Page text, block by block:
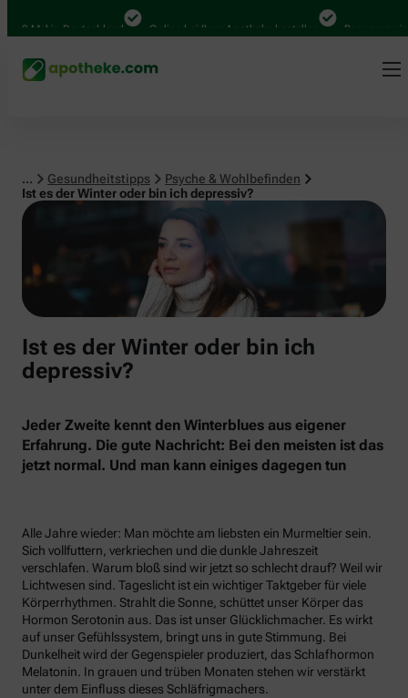
Mal in Deutschland Online bei Ihrer Apotheke bestellen Bequem
... Gesundheitstipps
Psyche & Wohlbefinden
Ist es der Winter oder bin ich depressiv?
Psyche & Wohlbefinden
Ist es der Winter oder bin ich
depressiv?
Jeder Zweite kennt den Winterblues aus eigener
Erfahrung. Die gute Nachricht: Bei den meisten ist das
jetzt normal. Und man kann einiges dagegen tun
Alle Jahre wieder: Man möchte am liebsten ein Murmeltier sein.
Sich vollfuttern, verkriechen und die dunkle Jahreszeit
verschlafen. Warum bloß sind wir jetzt so schlecht drauf? Weil wir
Lichtwesen sind. Tageslicht ist ein wichtiger Taktgeber für viele
Körperrhythmen. Strahlt die Sonne, schüttet unser Körper das
Hormon Serotonin aus. Das ist unser Glücklichmacher. Es wirkt
auf unser Gefühlssystem, bringt uns in gute Stimmung. Bei
Dunkelheit wird der Gegenspieler produziert, das Schlafhormon
Melatonin. In grauen und trüben Monaten stehen wir verstärkt
unter dem Einfluss dieses Schläfrigmachers.